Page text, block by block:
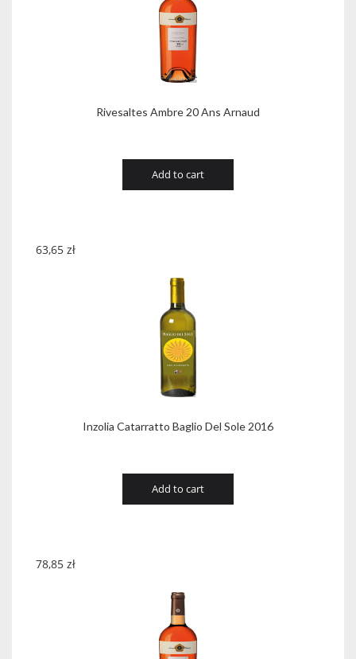
Rivesaltes Ambre 20 Ans Arnaud
Add to cart
Inzolia Catarratto Baglio Del Sole 2016
63,65 zł
Add to cart
78,85 zł